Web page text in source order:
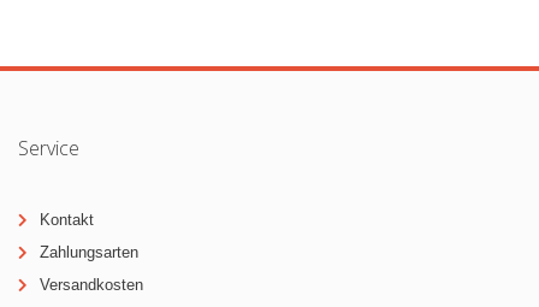
Service
Kontakt
Zahlungsarten
Versandkosten